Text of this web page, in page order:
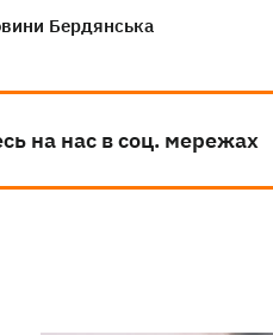
Бердянська
на нас в соц. мережах